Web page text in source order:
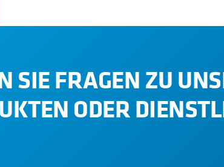
SIE FRAGEN ZU
ODER